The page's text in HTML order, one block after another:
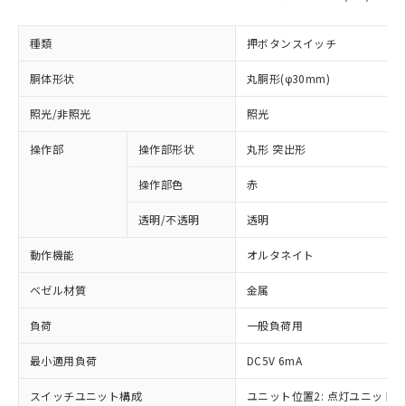
種類 押ボタンスイッチ
胴体形状 丸胴形(φ30mm)
照光/非照光 照光
操作部 操作部形状 丸形 突出形
操作部色 赤
透明/不透明 透明
動作機能 オルタネイト
ベゼル材質 金属
負荷 一般負荷用
最小適用負荷 DC5V 6mA
スイッチユニット構成
ユニット位置2: 点灯ユニット